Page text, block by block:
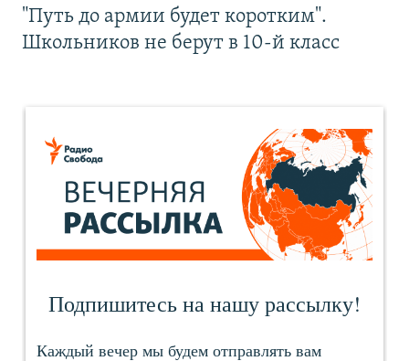
"Путь до армии будет коротким".
Школьников не берут в 10-й класс